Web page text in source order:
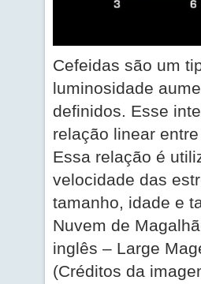
Cefeidas são um
luminosidade
definidos. Esse
relação linear
Essa relação é
velocidade das
tamanho, idade e
Nuvem de
inglês – Large
(Créditos da